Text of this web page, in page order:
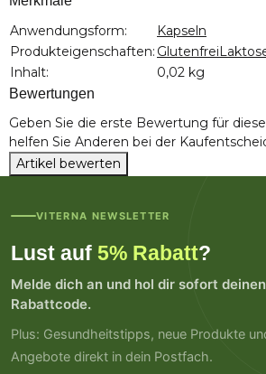
Produkteigenschaft
Wert
Anwendungsform:
Kapseln
Produkteigenschaften: Glutenfrei
Inhalt:
0,02 kg
Bewertungen
Geben Sie die erste Bewertung für
helfen Sie Anderen bei der
Artikel bewerten
VITERNA NEWSLETTER
Lust auf 5% Rabatt?
Melde dich an und hol dir sofort
Rabattcode.
Plus: Gesundheitstipps, neue Produkte
Angebote direkt in dein Postfach.